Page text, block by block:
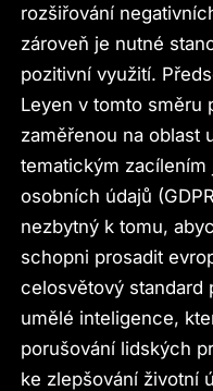
rozšiřování
zároveň je nutné
pozitivní využití.
Leyen v tomto směru
zaměřenou na oblast
tematickým zacílením
osobních údajů
nezbytný k tomu,
schopni prosadit
celosvětový standard
umělé inteligence,
porušování lidských
ke zlepšování životní